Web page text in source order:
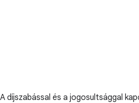
A díjszabással és a jogosultsággal